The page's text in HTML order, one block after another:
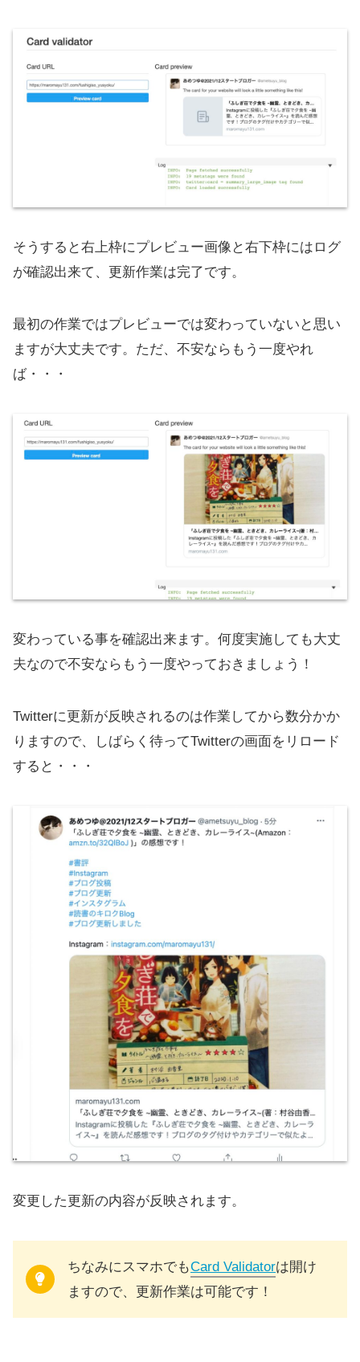
そうすると右上枠にプレビュー画像と右下枠にはログ
が確認出来て、更新作業は完了です。
最初の作業ではプレビューでは変わっていないと思い
ますが大丈夫です。ただ、不安ならもう一度やれ
ば・・・
変わっている事を確認出来ます。何度実施しても大丈
夫なので不安ならもう一度やっておきましょう！
Twitterに更新が反映されるのは作業してから数分かか
りますので、しばらく待ってTwitterの画面をリロード
すると・・・
変更した更新の内容が反映されます。
ちなみにスマホでもCard Validatorは開け
ますので、更新作業は可能です！